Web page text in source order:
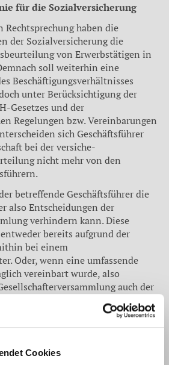
Cookies
für die Sozialversicherung
Rechtsprechung haben die
der Sozial­versicherung die
von Erwerbstätigen in
soll weiterhin eine
Beschäftigungsverhältnisses
unter Berücksichtigung der
Gesetzes und der
Re­gelungen bzw. Vereinbarungen
sich Geschäftsführer
bei der versiche­
nicht mehr von den
betreffende Ge­schäftsführer die
also Entscheidungen der
verhindern kann. Diese
bereits aufgrund der
bei einem
Oder, wenn eine umfas­sende
vereinbart wurde, also
auch der
bedürfen.
Geschäftsführer und